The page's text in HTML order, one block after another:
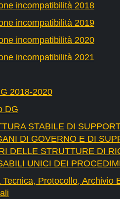
incompatibilità 2018
incompatibilità 2019
incompatibilità 2020
incompatibilità 2021
2018-2020
DG
STABILE DI
DI GOVERNO E DI
DELLE STRUTTURE DI
UNICI DEI
Tecnica, Protocollo, Archivio